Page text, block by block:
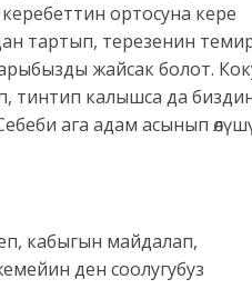
ортосуна кере
тартып, терезенин
жайсак болот.
тинтип калышса да
ага адам асынып
кабыгын майдалап,
ден соолугубуз